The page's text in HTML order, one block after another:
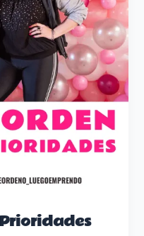
Prioridades